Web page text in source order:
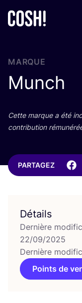
MARQUE
Munch
Cette marque a été
contri­bu­tion
PARTAGEZ
Détails
Dernière
22/09/2025
Dernière
Points de